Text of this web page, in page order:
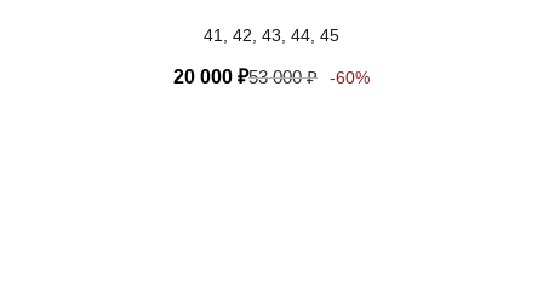
41, 42, 43, 44, 45
20 000 ₽53 000₽ -60%